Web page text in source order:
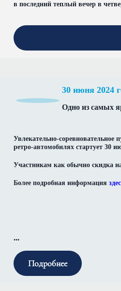
в последний теплый вечер в
30 июня 2024
Одно из самых
Увлекательно-соревновательное
ретро-автомобилях стартует 30
Участникам как обычно скидка
Более подробная информация
...
Подробнее